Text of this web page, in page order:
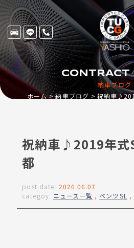
納車ブログ
CONTRACT
ホーム 納車ブログ 祝納車
祝納車♪2019年式
都
post date: 2026.06.07
categoy: ニュース一覧 , ベンツSL ,